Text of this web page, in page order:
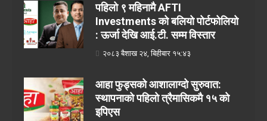
पहिलो ९ महिनामै AFTI
Investments को बलियो पोर्टफोलियो
: ऊर्जा देखि आई.टी. सम्म विस्तार
२०८३ बैशाख २४, बिहीबार १५:४३
आहा फुड्सको आशालाग्दो सुरुवात:
स्थापनाको पहिलो त्रैमासिकमै १५ को
इपिएस